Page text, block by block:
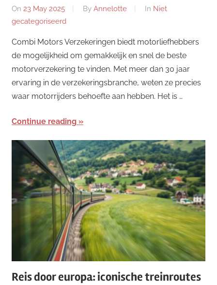
On 23 May 2025 By Annelotte In Niet
gecategoriseerd
Combi Motors Verzekeringen biedt motorliefhebbers
de mogelijkheid om gemakkelijk en snel de beste
motorverzekering te vinden. Met meer dan 30 jaar
ervaring in de verzekeringsbranche, weten ze precies
waar motorrijders behoefte aan hebben. Het is …
Continue reading
Reis door europa: iconische treinroutes